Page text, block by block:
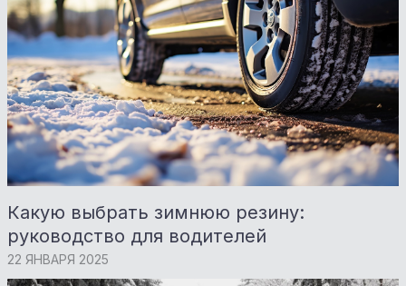
Какую выбрать зимнюю резину:
руководство для водителей
22 ЯНВАРЯ 2025